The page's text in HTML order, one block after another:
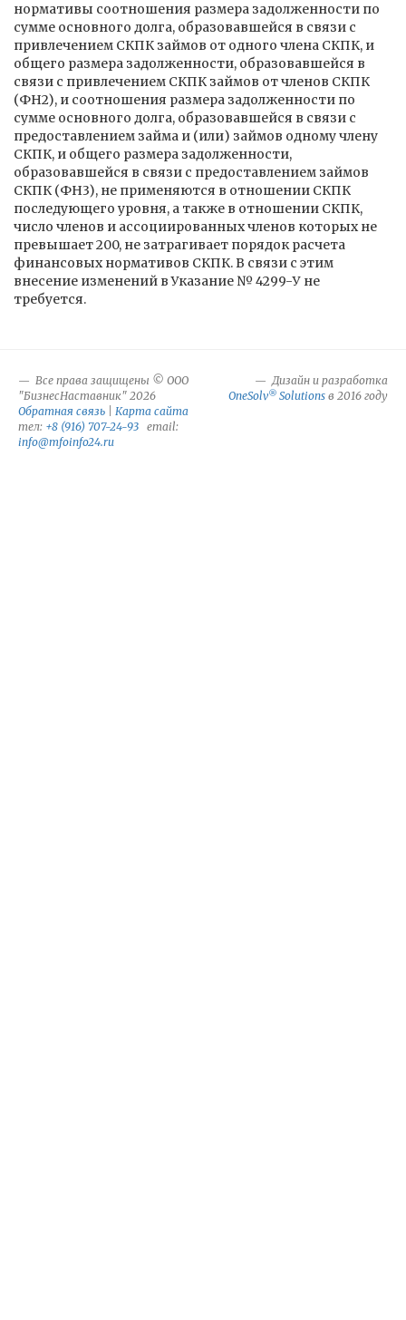
нормативы соотношения размера задолженности по
сумме основного долга, образовавшейся в связи с
привлечением СКПК займов от одного члена СКПК, и
общего размера задолженности, образовавшейся в
связи с привлечением СКПК займов от членов СКПК
(ФН2), и соотношения размера задолженности по
сумме основного долга, образовавшейся в связи с
предоставлением займа и (или) займов одному члену
СКПК, и общего размера задолженности,
образовавшейся в связи с предоставлением займов
СКПК (ФН3), не применяются в отношении СКПК
последующего уровня, а также в отношении СКПК,
число членов и ассоциированных членов которых не
превышает 200, не затрагивает порядок расчета
финансовых нормативов СКПК. В связи с этим
внесение изменений в Указание № 4299-У не
требуется.
Все права защищены © ООО
"БизнесНаставник" 2026
Обратная связь
Карта сайта
тел: +8 (916) 707-24-93 email:
info@mfoinfo24.ru
Дизайн и разработка
OneSolv® Solutions в 2016 году